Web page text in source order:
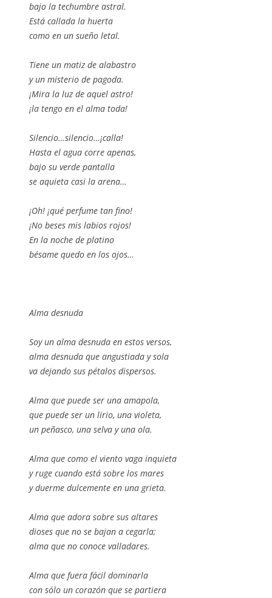
bajo la techumbre astral.
Está callada la huerta
como en un sueño letal.
Tiene un matiz de alabastro
y un misterio de pagoda.
¡Mira la luz de aquel astro!
¡la tengo en el alma toda!
Silencio…silencio…¡calla!
Hasta el agua corre apenas,
bajo su verde pantalla
se aquieta casi la arena…
¡Oh! ¡qué perfume tan fino!
¡No beses mis labios rojos!
En la noche de platino
bésame quedo en los ojos…
Alma desnuda
Soy un alma desnuda en estos versos,
alma desnuda que angustiada y sola
va dejando sus pétalos dispersos.
Alma que puede ser una amapola,
que puede ser un lirio, una violeta,
un peñasco, una selva y una ola.
Alma que como el viento vaga inquieta
y ruge cuando está sobre los mares
y duerme dulcemente en una grieta.
Alma que adora sobre sus altares
dioses que no se bajan a cegarla;
alma que no conoce valladares.
Alma que fuera fácil dominarla
con sólo un corazón que se partiera